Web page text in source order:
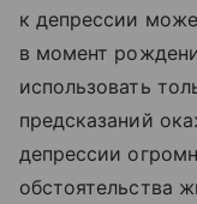
к депрессии
в момент
использовать
предсказаний
депрессии
обстоятельства